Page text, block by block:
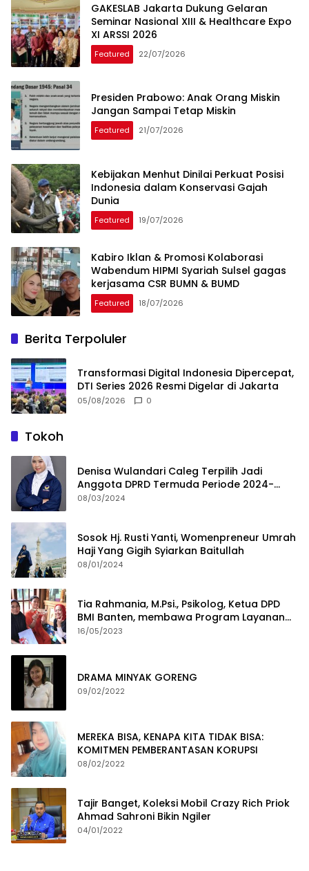
GAKESLAB Jakarta Dukung Gelaran
Seminar Nasional XIII & Healthcare Expo
XI ARSSI 2026
Featured 22/07/2026
Presiden Prabowo: Anak Orang Miskin
Jangan Sampai Tetap Miskin
Featured 21/07/2026
Kebijakan Menhut Dinilai Perkuat Posisi
Indonesia dalam Konservasi Gajah
Dunia
Featured 19/07/2026
Kabiro Iklan & Promosi Kolaborasi
Wabendum HIPMI Syariah Sulsel gagas
kerjasama CSR BUMN & BUMD
Featured 18/07/2026
Berita Terpoluler
Transformasi Digital Indonesia Dipercepat,
DTI Series 2026 Resmi Digelar di Jakarta
05/08/2026 0
Tokoh
Denisa Wulandari Caleg Terpilih Jadi
Anggota DPRD Termuda Periode 2024-
2029
08/03/2024
Sosok Hj. Rusti Yanti, Womenpreneur Umrah
Haji Yang Gigih Syiarkan Baitullah
08/01/2024
Tia Rahmania, M.Psi., Psikolog, Ketua DPD
BMI Banten, membawa Program Layanan
Pembuatan Dokumen Kependudukan
16/05/2023
DRAMA MINYAK GORENG
09/02/2022
MEREKA BISA, KENAPA KITA TIDAK BISA:
KOMITMEN PEMBERANTASAN KORUPSI
08/02/2022
Tajir Banget, Koleksi Mobil Crazy Rich Priok
Ahmad Sahroni Bikin Ngiler
04/01/2022